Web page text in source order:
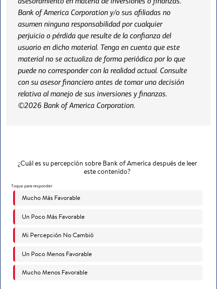
Bank of America Corporation y/o sus afiliadas no
asumen ninguna responsabilidad por cualquier
perjuicio o pérdida que resulte de la confianza del
usuario en dicho material. Tenga en cuenta que este
material no se actualiza de forma periódica por lo que
puede no corresponder con la realidad actual. Consulte
con su asesor financiero antes de tomar una decisión
relativa al manejo de sus inversiones y finanzas.
©2026 Bank of America Corporation.